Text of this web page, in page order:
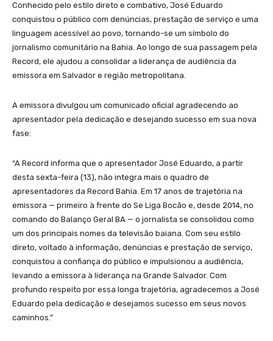
Conhecido pelo estilo direto e combativo, José Eduardo
conquistou o público com denúncias, prestação de serviço e uma
linguagem acessível ao povo, tornando-se um símbolo do
jornalismo comunitário na Bahia. Ao longo de sua passagem pela
Record, ele ajudou a consolidar a liderança de audiência da
emissora em Salvador e região metropolitana.
A emissora divulgou um comunicado oficial agradecendo ao
apresentador pela dedicação e desejando sucesso em sua nova
fase:
“A Record informa que o apresentador José Eduardo, a partir
desta sexta-feira (13), não integra mais o quadro de
apresentadores da Record Bahia. Em 17 anos de trajetória na
emissora — primeiro à frente do Se Liga Bocão e, desde 2014, no
comando do Balanço Geral BA — o jornalista se consolidou como
um dos principais nomes da televisão baiana. Com seu estilo
direto, voltado à informação, denúncias e prestação de serviço,
conquistou a confiança do público e impulsionou a audiência,
levando a emissora à liderança na Grande Salvador. Com
profundo respeito por essa longa trajetória, agradecemos a José
Eduardo pela dedicação e desejamos sucesso em seus novos
caminhos.”